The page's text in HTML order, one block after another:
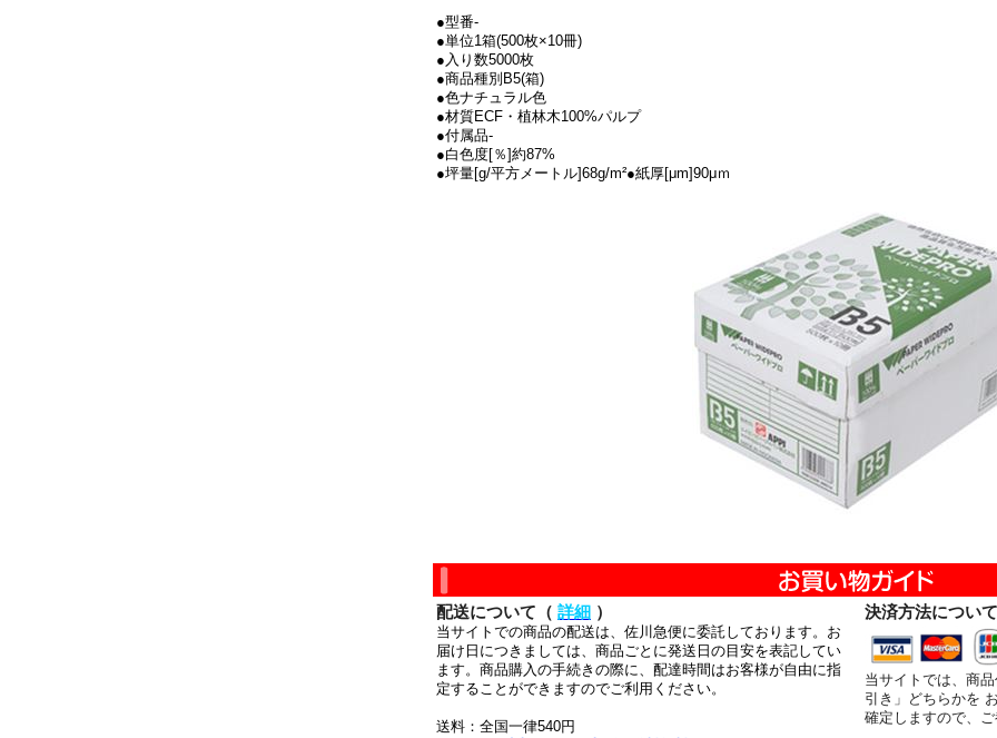
●型番-
●単位1箱(500枚×10冊)
●入り数5000枚
●商品種別B5(箱)
●色ナチュラル色
●材質ECF・植林木100%パルプ
●付属品-
●白色度[％]約87%
●坪量[g/平方メートル]68g/m²●紙厚[μm]90μｍ
配送について（ 詳細 ）
当サイトでの商品の配送は、佐川急便に委託しております。お
届け日につきましては、商品ごとに発送日の目安を表記してい
ます。商品購入の手続きの際に、配達時間はお客様が自由に指
定することができますのでご利用ください。
送料：全国一律540円
決済方法につい
当サイトでは、商
引き」どちらかを
確定しますので、